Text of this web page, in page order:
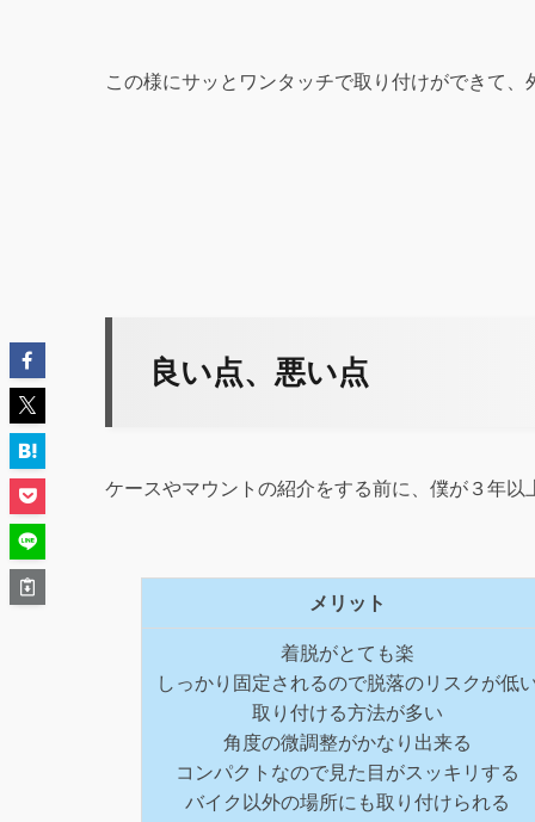
この様にサッとワンタッチで取り付けができて
良い点、悪い点
ケースやマウントの紹介をする前に、僕が３年以
メリット
着脱がとても楽
しっかり固定されるので脱落のリスクが低
取り付ける方法が多い
角度の微調整がかなり出来る
コンパクトなので見た目がスッキリする
バイク以外の場所にも取り付けられる